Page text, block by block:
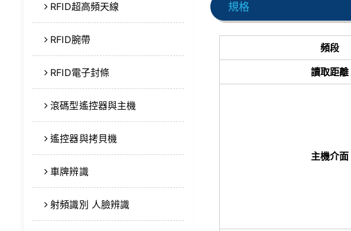
RFID超高頻天線
RFID腕帶
RFID電子封條
滾碼型遙控器與主機
遙控器與拷貝機
車牌辨識
射頻識別 人臉辨識
規格
頻段
讀取距離
主機介面